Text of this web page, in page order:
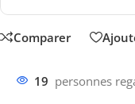
Comparer
19 personnes